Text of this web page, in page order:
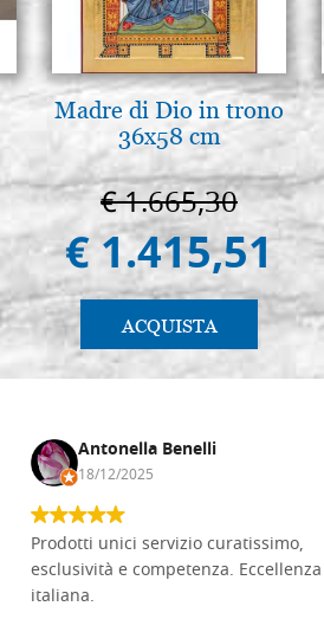
Madre di Dio in trono
36x58 cm
€ 1.665,30
€ 1.415,51
ACQUISTA
Antonella Benelli
18/12/2025
Prodotti unici servizio curatissimo,
esclusività e competenza. Eccellenza
italiana.